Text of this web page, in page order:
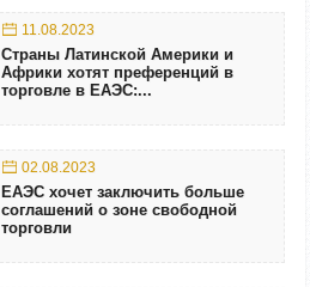
11.08.2023
Страны Латинской Америки и
Африки хотят преференций в
торговле в ЕАЭС:...
02.08.2023
ЕАЭС хочет заключить больше
соглашений о зоне свободной
торговли